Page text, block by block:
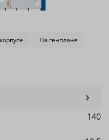
На генплане
140